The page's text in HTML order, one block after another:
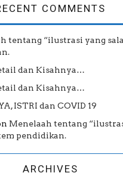
COMMENTS
tentang “ilustrasi yang
dan Kisahnya…
dan Kisahnya…
ISTRI dan COVID 19
Menelaah tentang
pendidikan.
ARCHIVES